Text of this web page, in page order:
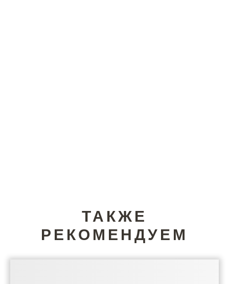
ТАКЖЕ
РЕКОМЕНДУЕМ